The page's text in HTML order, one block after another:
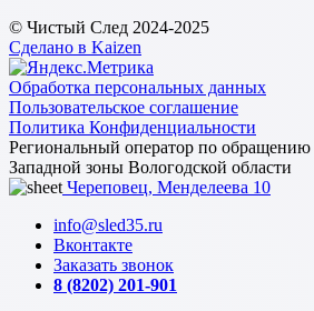
© Чистый След 2024-2025
Сделано в Kaizen
Обработка персональных данных
Пользовательское соглашение
Политика Конфиденциальности
Региональный оператор по
Западной зоны Вологодской области
Череповец, Менделеева 10
info@sled35.ru
Вконтакте
Заказать звонок
8 (8202) 201-901